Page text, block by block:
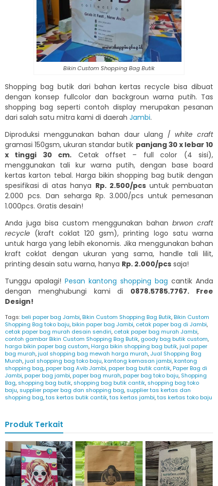
Bikin Custom Shopping Bag Butik
Shopping bag butik dari bahan kertas recycle bisa dibuat
dengan konsep fullcolor dan backgroun warna putih. Tas
shopping bag seperti contoh display merupakan pesanan
dari salah satu mitra kami di daerah Jambi.
Diproduksi menggunakan bahan daur ulang /white craft
gramasi 150gsm, ukuran standar butik panjang 30 x lebar 10
x tinggi 30 cm. Cetak offset – full color (4 sisi),
menggunakan tali kur warna putih, dengan base board
kertas karton tebal. Harga bikin shopping bag butik dengan
spesifikasi di atas hanya Rp. 2.500/pcsuntuk pembuatan
2.000 pcs. Dan seharga Rp. 3.000/pcs untuk pemesanan
1.000pcs. Gratis desain!
Anda juga bisa custom menggunakan bahanbrwon craft
recycle (kraft coklat 120 gsm), printing logo satu warna
untuk harga yang lebih ekonomis. Jika menggunakan bahan
kraft coklat dengan ukuran yang sama, handle tali lilit,
printing desain satu warna, hanya Rp. 2.000/pcs saja!
Tunggu apalagi! Pesan kantong shopping bag cantik Anda
dengan menghubungi kami di 0878.5785.7767. Free
Design!
Tags:beli paper bag Jambi,Bikin Custom Shopping Bag Butik,Bikin Custom
Shopping Bag toko baju,bikin paper bag Jambi, cetak paper bag di Jambi,
cetak paper bag murah desain sendiri, cetak paper bag murah Jambi,
contoh gambar Bikin Custom Shopping Bag Butik, goody bag butik custom,
harga bikin paper bag custom,Harga bikin shopping bag butik,jual paper
bag murah,jual shopping bag mewah harga murah,Jual Shopping Bag
Murah,jual shopping bag toko baju,kantong kemasan jambi,kantong
shopping bag,paper bag Avib Jambi,paper bag butik cantik,Paper Bag di
Jambi,paper bag jambi,paper bag murah,paper bag toko baju, Shopping
Bag,shopping bag butik,shopping bag butik cantik,shopping bag toko
baju,supplier paper bag dan shopping bag,supplier tas kertas dan
shopping bag,tas kertas butik cantik,tas kertas jambi,tas kertas toko baju
Produk Terkait